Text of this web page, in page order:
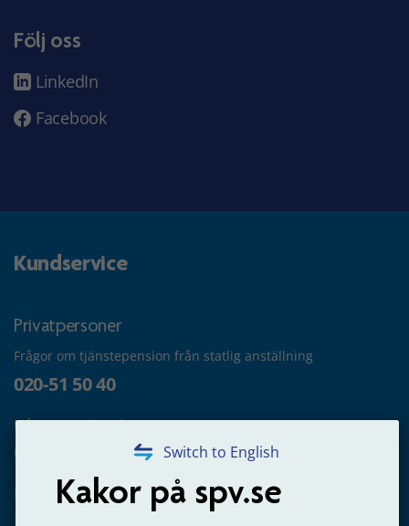
Switch to English
Kakor på spv.se
Följ oss
LinkedIn
Facebook
Kundservice
Privatpersoner
Frågor om tjänstepension från statlig anställning
020-51 50 40
Frågor om utbetalning
020-65 00 65
Kontakta oss